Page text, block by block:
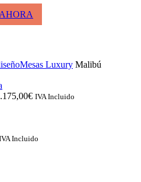
Mesas Luxury Malibú
€ IVA Incluido
Incluido